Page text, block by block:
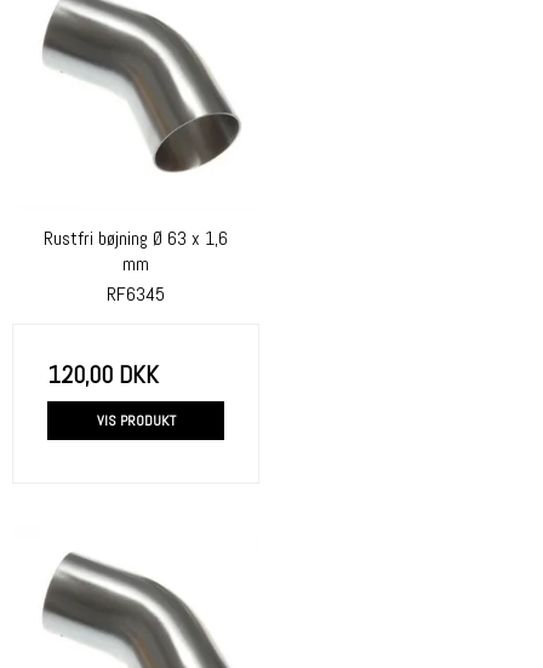
Rustfri bøjning Ø 63 x 1,6
mm
RF6345
120,00 DKK
VIS PRODUKT